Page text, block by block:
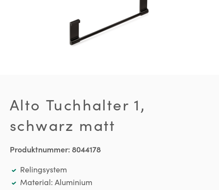
Alto Tuchhalter 1,
schwarz matt
Produktnummer:8044178
Relingsystem
Material: Aluminium